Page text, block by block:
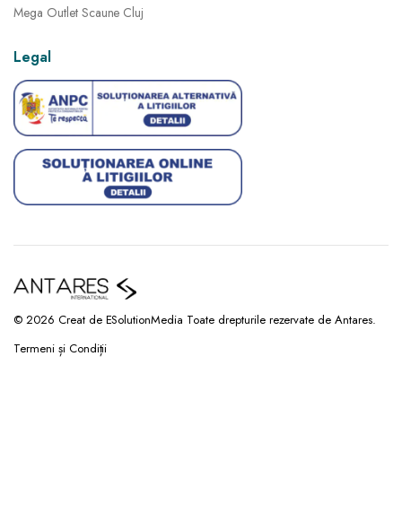
Mega Outlet Scaune Cluj
Legal
© 2026 Creat de ESolutionMedia Toate drepturile rezervate de Antares.
Termeni și Condiții